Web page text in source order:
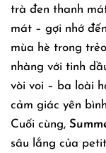
trà đen thanh
mát – gợi nhớ
mùa hè trong
nhàng với tinh
vòi voi – ba loài
cảm giác yên
Cuối cùng,
sâu lắng của